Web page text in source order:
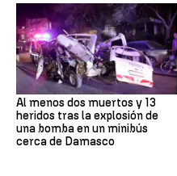
Al menos dos muertos y 13
heridos tras la explosión de
una bomba en un minibús
cerca de Damasco